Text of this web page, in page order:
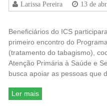
Larissa Pereira 13 de
Beneficiários do ICS
primeiro encontro do
(tratamento do tabagismo),
Atenção Primária à Saúde e
busca apoiar as pessoas que
Ler mais